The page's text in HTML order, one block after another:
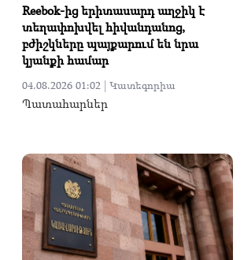
Reebok-ից երիտասարդ աղջիկ է
տեղափոխվել հիվանդանոց,
բժիշկները պայքարում են նրա
կյանքի համար
04.08.2026 01:02 | Կատեգորիա
Պատահարներ